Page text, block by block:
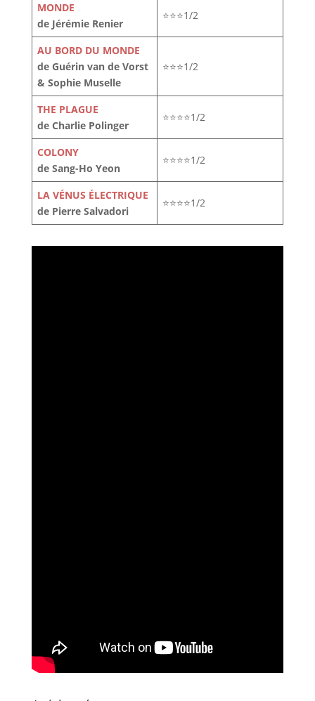
MONDE
de Jérémie Renier
⭐⭐⭐1/2
AU BORD DU MONDE
de Guérin van de Vorst
& Sophie Muselle
⭐⭐⭐1/2
THE PLAGUE
de Charlie Polinger
⭐⭐⭐⭐1/2
COLONY
de Sang-Ho Yeon
⭐⭐⭐⭐1/2
LA VÉNUS ÉLECTRIQUE
de Pierre Salvadori
⭐⭐⭐⭐1/2